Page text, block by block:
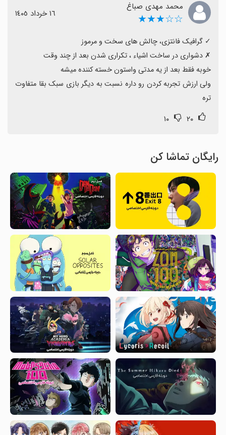
محمد مهدی صباغ
☆☆★★★ ١٦ خرداد ١٤٠٥
تره
۲۰ ۱۰
رایگان تماشا کن